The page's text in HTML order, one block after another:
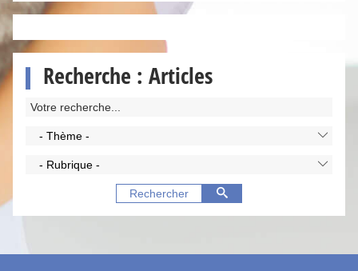
Recherche : Articles
- Thème -
- Rubrique -
Rechercher